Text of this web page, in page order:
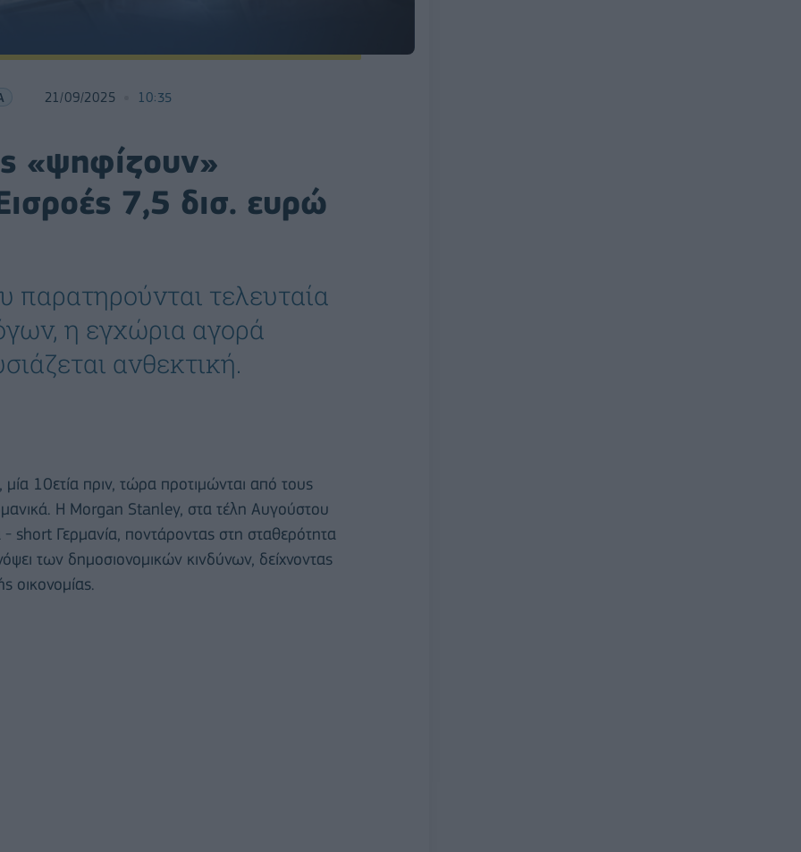
21/09/2025 10:35
«ψηφίζουν»
7,5 δισ. ευρώ
τελευταία
η εγχώρια αγορά
ανθεκτική.
10ετία πριν, τώρα προτιμώνται από τους
Η Morgan Stanley, στα τέλη Αυγούστου
short Γερμανία, ποντάροντας στη σταθερότητα
των δημοσιονομικών κινδύνων, δείχνοντας
οικονομίας.